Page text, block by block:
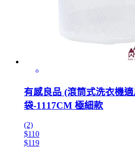
有感良品 (滾筒式洗衣機
袋-1117CM 極細款
(2)
$110
$119